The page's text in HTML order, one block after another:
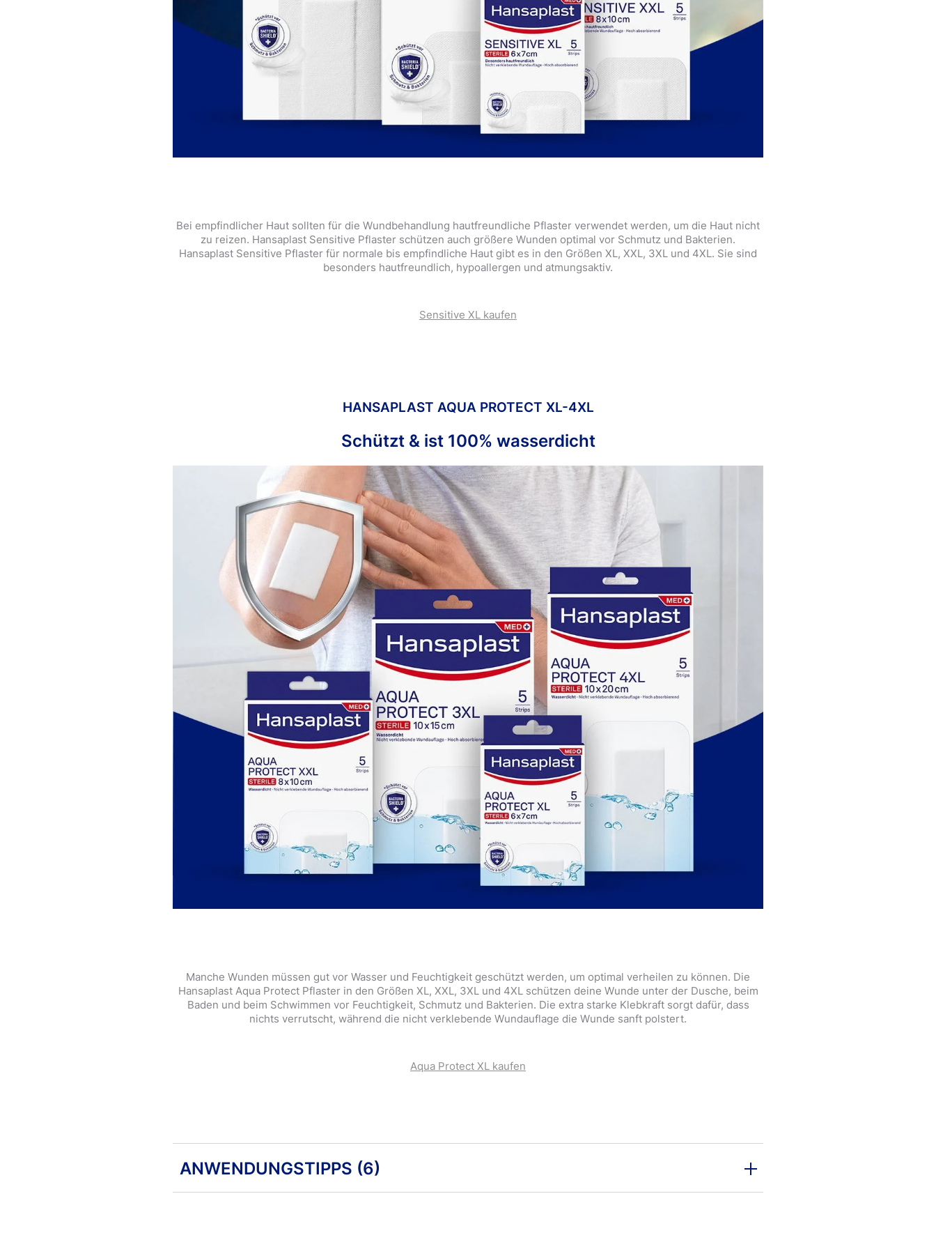
Bei empfindlicher Haut sollten für die Wundbehandlung hautfreundliche Pflaster verwendet werden, um die Haut nicht
zu reizen. Hansaplast Sensitive Pflaster schützen auch größere Wunden optimal vor Schmutz und Bakterien.
Hansaplast Sensitive Pflaster für normale bis empfindliche Haut gibt es in den Größen XL, XXL, 3XL und 4XL. Sie sind
besonders hautfreundlich, hypoallergen und atmungsaktiv.
Sensitive XL kaufen
HANSAPLAST AQUA PROTECT XL-4XL
Schützt & ist 100% wasserdicht
Manche Wunden müssen gut vor Wasser und Feuchtigkeit geschützt werden, um optimal verheilen zu können. Die
Hansaplast Aqua Protect Pflaster in den Größen XL, XXL, 3XL und 4XL schützen deine Wunde unter der Dusche, beim
Baden und beim Schwimmen vor Feuchtigkeit, Schmutz und Bakterien. Die extra starke Klebkraft sorgt dafür, dass
nichts verrutscht, während die nicht verklebende Wundauflage die Wunde sanft polstert.
Aqua Protect XL kaufen
ANWENDUNGSTIPPS (6)